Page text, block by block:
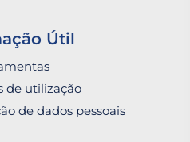
Útil
de utilização
de dados pessoais